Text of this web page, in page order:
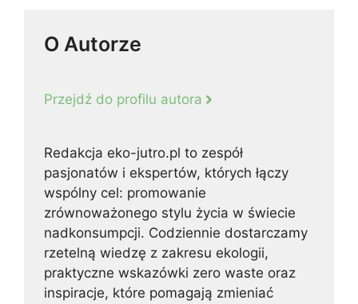
O Autorze
Przejdź do profilu autora
Redakcja eko-jutro.pl to zespół
pasjonatów i ekspertów, których łączy
wspólny cel: promowanie
zrównoważonego stylu życia w świecie
nadkonsumpcji. Codziennie dostarczamy
rzetelną wiedzę z zakresu ekologii,
praktyczne wskazówki zero waste oraz
inspiracje, które pomagają zmieniać